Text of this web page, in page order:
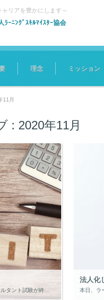
ﾗｰﾆﾝｸﾞｽｷﾙﾏｲｽﾀｰ協会
リアを豊かにします～
理念 ミッション
11月
: 2020年11月
先日、無事にキャリアコンサルタント試験が終わりました。 対面での養成講座から考えると、8ヵ月あまり勉強していたと思います。 特に試験の2ヵ月前には1日2時間は勉強できるよう時間を作ってきました。 私自身、そもそも夜型で、 […]